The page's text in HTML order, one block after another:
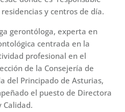
y centros de día.
gerontóloga, experta en
centrada en la
profesional en el
de la Consejería de
del Principado de Asturias,
el puesto de Directora
Calidad.